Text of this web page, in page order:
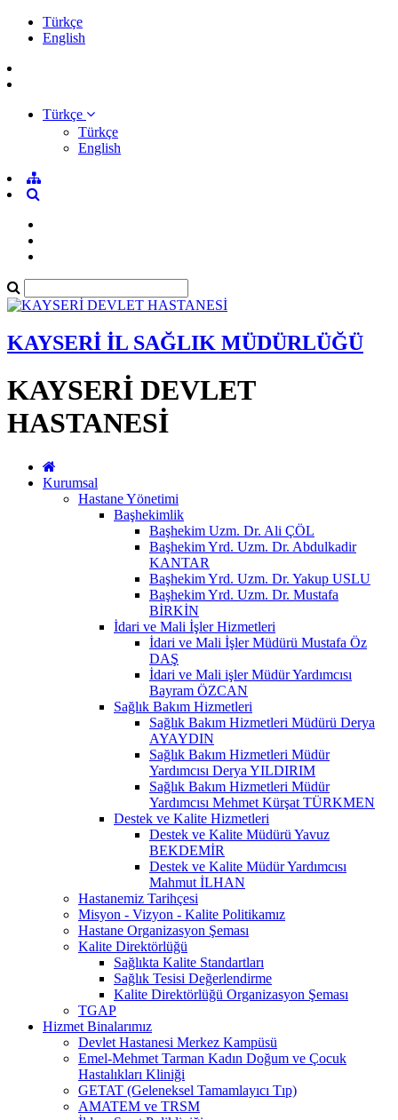
Türkçe
English
Türkçe
Türkçe
English
KAYSERİ İL SAĞLIK MÜDÜRLÜĞÜ
KAYSERİ DEVLET
HASTANESİ
Kurumsal
Hastane Yönetimi
Başhekimlik
Başhekim Uzm. Dr. Ali ÇÖL
Başhekim Yrd. Uzm. Dr. Abdulkadir
KANTAR
Başhekim Yrd. Uzm. Dr. Yakup USLU
Başhekim Yrd. Uzm. Dr. Mustafa
BİRKİN
İdari ve Mali İşler Hizmetleri
İdari ve Mali İşler Müdürü Mustafa Öz
DAŞ
İdari ve Mali işler Müdür Yardımcısı
Bayram ÖZCAN
Sağlık Bakım Hizmetleri
Sağlık Bakım Hizmetleri Müdürü Derya
AYAYDIN
Sağlık Bakım Hizmetleri Müdür
Yardımcısı Derya YILDIRIM
Sağlık Bakım Hizmetleri Müdür
Yardımcısı Mehmet Kürşat TÜRKMEN
Destek ve Kalite Hizmetleri
Destek ve Kalite Müdürü Yavuz
BEKDEMİR
Destek ve Kalite Müdür Yardımcısı
Mahmut İLHAN
Hastanemiz Tarihçesi
Misyon - Vizyon - Kalite Politikamız
Hastane Organizasyon Şeması
Kalite Direktörlüğü
Sağlıkta Kalite Standartları
Sağlık Tesisi Değerlendirme
Kalite Direktörlüğü Organizasyon Şeması
TGAP
Hizmet Binalarımız
Devlet Hastanesi Merkez Kampüsü
Emel-Mehmet Tarman Kadın Doğum ve Çocuk
Hastalıkları Kliniği
GETAT (Geleneksel Tamamlayıcı Tıp)
AMATEM ve TRSM